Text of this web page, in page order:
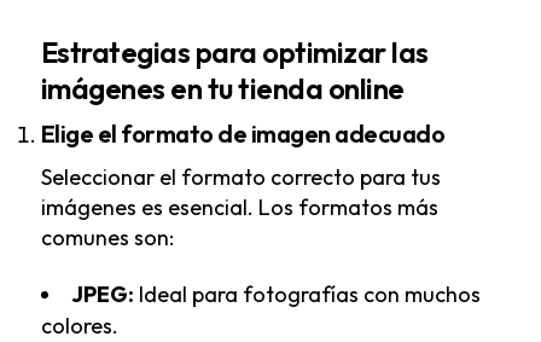
Estrategias para optimizar las
imágenes en tu tienda online
Elige el formato de imagen adecuado
Seleccionar el formato correcto para tus
imágenes es esencial. Los formatos más
comunes son:
JPEG: Ideal para fotografías con muchos
colores.